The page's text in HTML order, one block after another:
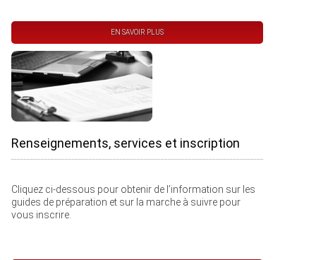
EN SAVOIR PLUS
Renseignements, services et inscription
Cliquez ci-dessous pour obtenir de l’information sur les
guides de préparation et sur la marche à suivre pour
vous inscrire.